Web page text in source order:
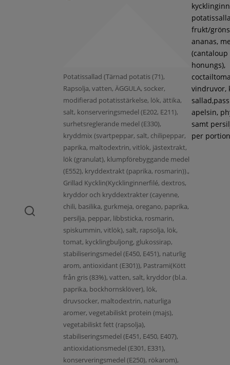
Potatissallad (Tärnad potatis (71),
Rapsolja, vatten, ÄGGULA, socker,
modifierad potatisstärkelse, lök, ättika,
salt, konserveringsmedel (E202, E211),
surhetsreglerande medel (E330),
kryddmix (svartpeppar, salt, chilipeppar,
paprika, maltodextrin, vitlök, jästextrakt,
lök (granulat), klumpförebyggande medel
(E552), kryddextrakt (paprika, rosmarin)).,
Grillad Kycklin(Kycklinginnerfilé, dextros,
kryddor och kryddextrakter (cayenne,
chili, basilika, gurkmeja, oregano, paprika,
persilja, peppar, libbsticka, rosmarin,
spiskummin, vitlök), salt, rapsolja, lök,
tomat, kycklingbuljong, glukossirap,
stabiliseringsmedel (E450, E451), naturlig
arom, antioxidant (E301)), Pastrami(Kött
från gris (83%), vatten, salt, kryddor (bl.a.
paprika, bockhornsklöver), lök,
druvsocker, maltodextrin, naturliga
aromer, vegetabiliskt protein (majs),
vegetabiliskt fett (rapsolja),
stabiliseringsmedel (E451, E450, E407),
antioxidationsmedel (E301, E331),
konserveringsmedel (E250), rökarom),
frukt/
ananas,
(cantaloup
honungs),
vindruvor,
apelsin,
samt
per